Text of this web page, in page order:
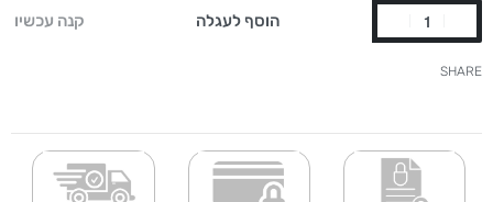
הוסף לעגלה קנה עכשיו
SHARE